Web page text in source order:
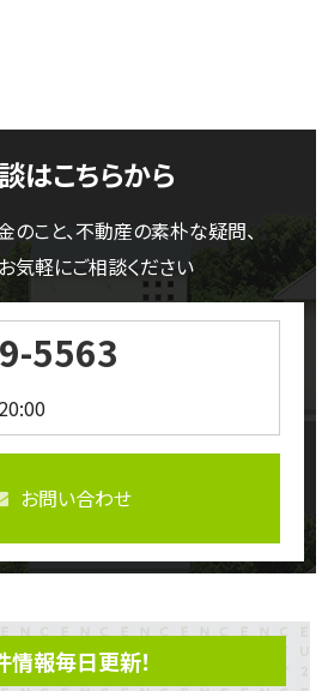
はこちらから
のこと、不動産の素朴な疑問、
気軽にご相談ください
5563
お問い合わせ
情報毎日更新！